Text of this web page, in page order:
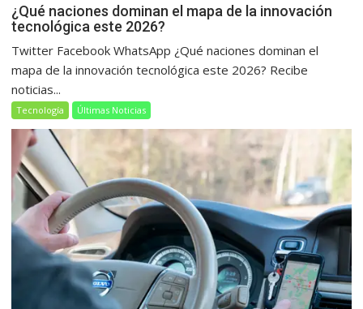
¿Qué naciones dominan el mapa de la innovación
tecnológica este 2026?
Twitter Facebook WhatsApp ¿Qué naciones dominan el
mapa de la innovación tecnológica este 2026? Recibe
noticias...
Tecnología Últimas Noticias